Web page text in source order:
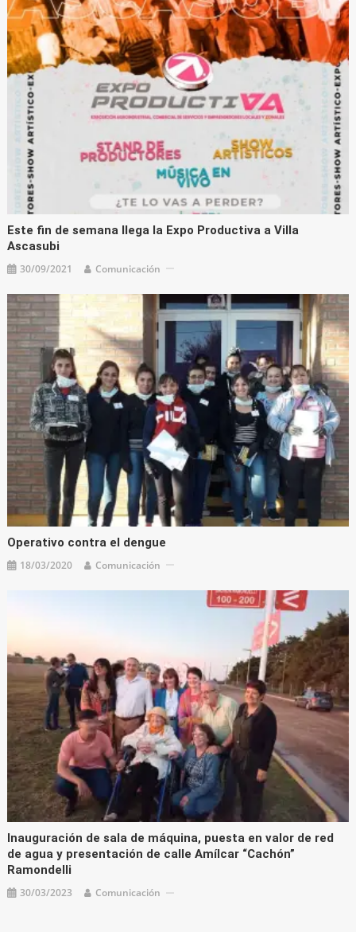
Este fin de semana llega la Expo Productiva a Villa
Ascasubi
30/09/2021 Comunicación
Operativo contra el dengue
18/03/2020 Comunicación
Inauguración de sala de máquina, puesta en valor de red
de agua y presentación de calle Amílcar “Cachón”
Ramondelli
30/03/2023 Comunicación